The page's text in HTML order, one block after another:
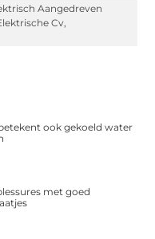
Aangedreven
Cv,
ook gekoeld water
met goed